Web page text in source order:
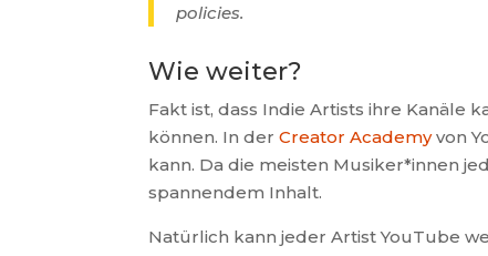
policies.
Wie weiter?
Fakt ist, dass Indie Artists ihre
können. In der Creator Academy von
kann. Da die meisten Musiker*innen
spannendem Inhalt.
Natürlich kann jeder Artist YouTube